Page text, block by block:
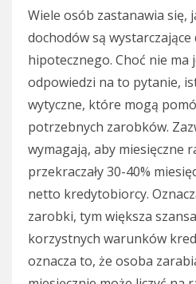
Wiele osób zastanawia
dochodów są
hipotecznego. Choć nie ma
odpowiedzi na to pytanie,
wytyczne, które mogą
potrzebnych zarobków.
wymagają, aby miesięczne
przekraczały 30-40%
netto kredytobiorcy.
zarobki, tym większa
korzystnych warunków
oznacza to, że osoba